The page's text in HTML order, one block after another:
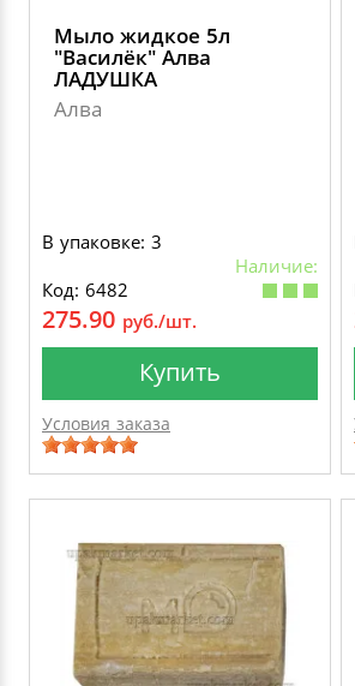
Мыло жидкое 5л
"Василёк" Алва
ЛАДУШКА
Алва
В упаковке: 3
Наличие:
Код: 6482
275.90 руб./шт.
Купить
Условия заказа